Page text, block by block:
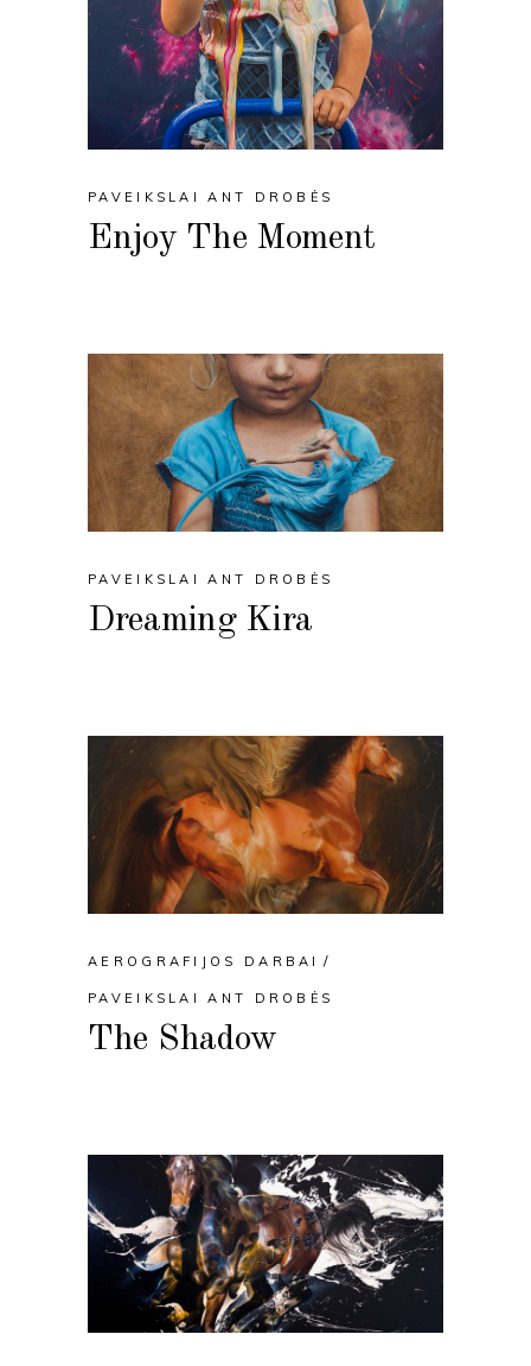
PAVEIKSLAI ANT DROBĖS
Enjoy The Moment
PAVEIKSLAI ANT DROBĖS
Dreaming Kira
AEROGRAFIJOS DARBAI
PAVEIKSLAI ANT DROBĖS
The Shadow